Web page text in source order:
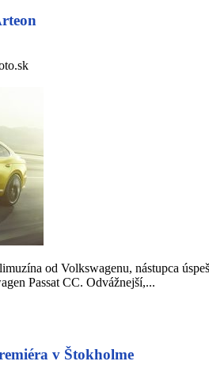
od Volkswagenu, nástupca
Passat CC. Odvážnejší,...
v Štokholme